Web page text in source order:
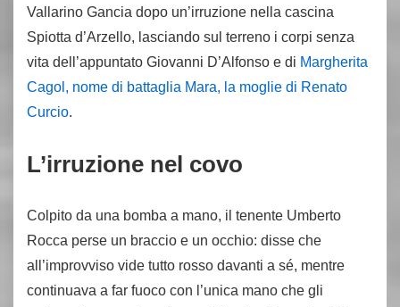
Vallarino Gancia dopo un’irruzione nella cascina
Spiotta d’Arzello, lasciando sul terreno i corpi senza
vita dell’appuntato Giovanni D’Alfonso e di Margherita
Cagol, nome di battaglia Mara, la moglie di Renato
Curcio.
L’irruzione nel covo
Colpito da una bomba a mano, il tenente Umberto
Rocca perse un braccio e un occhio: disse che
all’improvviso vide tutto rosso davanti a sé, mentre
continuava a far fuoco con l’unica mano che gli